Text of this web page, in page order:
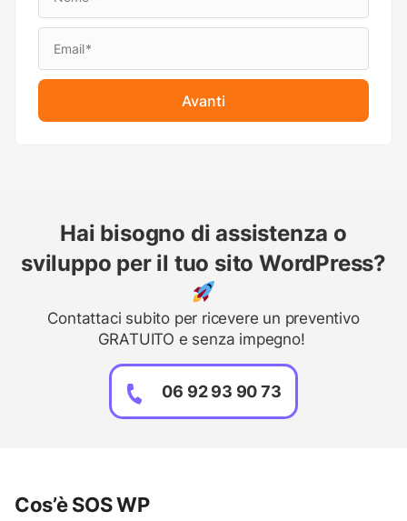
Avanti
Hai bisogno di assistenza o
sviluppo per il tuo sito WordPress?
Contattaci subito per ricevere un preventivo
GRATUITO e senza impegno!
06 92 93 90 73
Cos’è SOS WP